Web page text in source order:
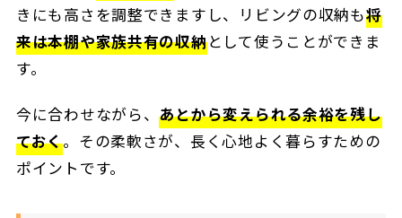
きにも高さを調整できますし、リビングの収納も将
来は本棚や家族共有の収納として使うことができま
す。
今に合わせながら、あとから変えられる余裕を残し
ておく。その柔軟さが、長く心地よく暮らすための
ポイントです。